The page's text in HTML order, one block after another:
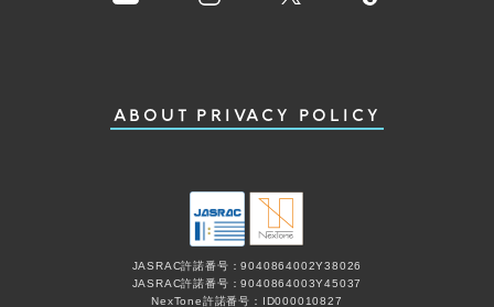
ABOUT PRIVACY POLICY
JASRAC許諾番号：9040864002Y38026
JASRAC許諾番号：9040864003Y45037
NexTone許諾番号：ID000010827